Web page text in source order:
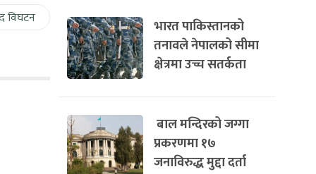
विघटन
भारत पाकिस्तानको
तनावले नेपालको सीमा
क्षेत्रमा उच्च सतर्कता
बाल मन्दिरको जग्गा
प्रकरणमा १७
जनाविरुद्ध मुद्दा दर्ता